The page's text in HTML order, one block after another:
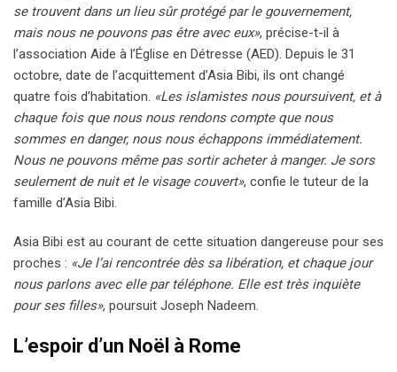
se trouvent dans un lieu sûr protégé par le gouvernement,
mais nous ne pouvons pas être avec eux», précise-t-il à
l’association Aide à l’Église en Détresse (AED). Depuis le 31
octobre, date de l’acquittement d’Asia Bibi, ils ont changé
quatre fois d’habitation. «Les islamistes nous poursuivent, et à
chaque fois que nous nous rendons compte que nous
sommes en danger, nous nous échappons immédiatement.
Nous ne pouvons même pas sortir acheter à manger. Je sors
seulement de nuit et le visage couvert», confie le tuteur de la
famille d’Asia Bibi.
Asia Bibi est au courant de cette situation dangereuse pour ses
proches : «Je l’ai rencontrée dès sa libération, et chaque jour
nous parlons avec elle par téléphone. Elle est très inquiète
pour ses filles», poursuit Joseph Nadeem.
L’espoir d’un Noël à Rome